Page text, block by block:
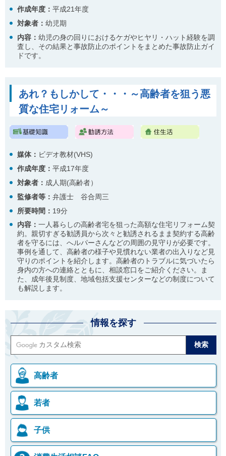
作成年度： 平成21年度
対象者： 幼児期
内容 ： 幼児の身の回りにおけるケガやヒヤリ・ハット経験を調
査し、その結果と事故防止のポイントをまとめた事故防止ガイ
ドです。
あれ？もしかして・・・～高齢者を狙う悪
質な住宅リォーム～
媒体： ビデオ教材(VHS)
作成年度： 平成17年度
対象者： 成人期(高齢者）
監修者等： 弁護士 谷合周三
所要時間： 19分
内容 ： 一人暮らしの高齢者宅を狙った高額な住宅リフォーム契
約。親切すぎる勧誘員から次々と勧誘されるまま契約する高齢
者を守るには、へルパーさんなどの周囲の見守りが必要です。
事例を通して、高齢者の様子や見慣れない業者の出入りなど見
守りのポイントを紹介します。高齢者のトラブルに気づいたら
身内の方への連絡とともに、相談窓口をご紹介ください。ま
た、成年後見制度、地域包括支援センターなどの制度について
も解説します。
情報を探す
高齢者
若者
子供